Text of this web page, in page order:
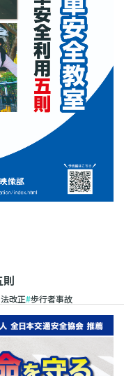
改正 歩行者事故